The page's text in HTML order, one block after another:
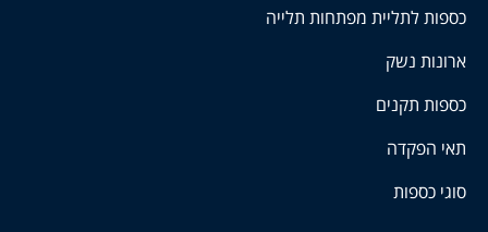
כספות לתליית מפתחות תלייה
ארונות נשק
כספות תקנים
תאי הפקדה
סוגי כספות